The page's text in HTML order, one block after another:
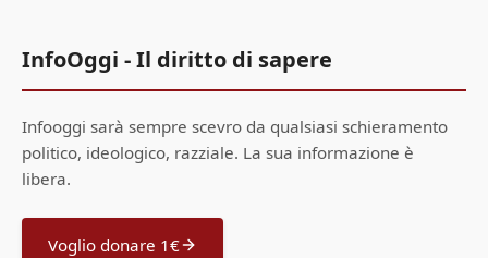
InfoOggi - Il diritto di sapere
Infooggi sarà sempre scevro da qualsiasi schieramento
politico, ideologico, razziale. La sua informazione è
libera.
Voglio donare 1€